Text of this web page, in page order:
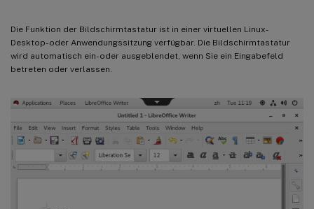
Die Funktion der Bildschirmtastatur ist in einer virtuellen Linux-
Desktop- oder Anwendungssitzung verfügbar. Die Bildschirmtastatur
wird automatisch ein- oder ausgeblendet, wenn Sie ein Eingabefeld
betreten oder verlassen.